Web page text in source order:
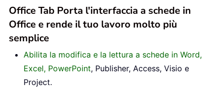
Office Tab Porta l'interfaccia a schede in
Office e rende il tuo lavoro molto più
semplice
Abilita la modifica e la lettura a schede in Word,
Excel, PowerPoint, Publisher, Access, Visio e
Project.